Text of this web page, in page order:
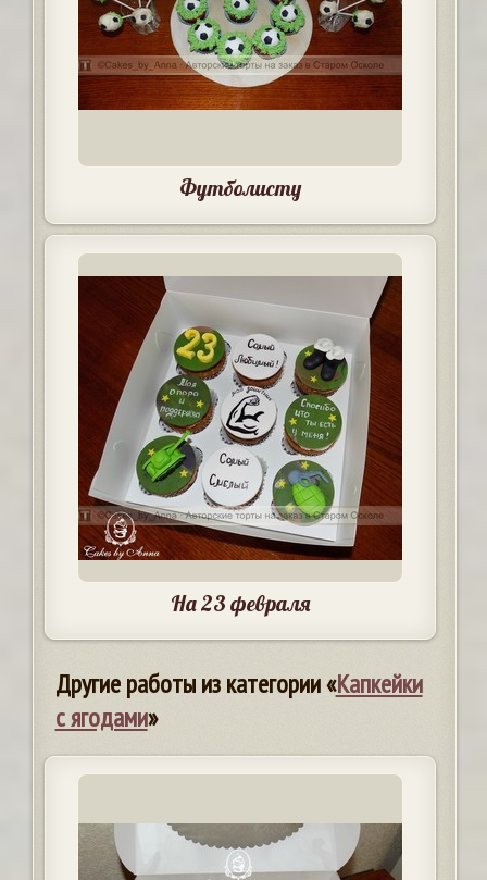
Футболисту
На 23 февраля
Другие работы из категории «Капкейки
с ягодами»